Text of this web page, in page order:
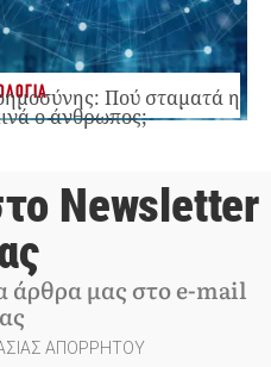
Πού σταματά η
ο άνθρωπος;
Newsletter
άρθρα μας στο e-mail
ΑΠΟΡΡΗΤΟΥ